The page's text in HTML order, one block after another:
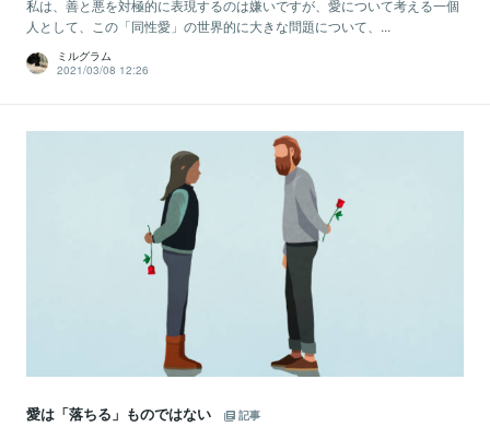
私は、善と悪を対極的に表現するのは嫌いですが、愛について考える一個
人として、この「同性愛」の世界的に大きな問題について、...
ミルグラム
2021/03/08 12:26
愛は「落ちる」ものではない 記事